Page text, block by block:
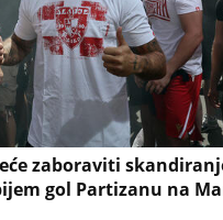
zaboraviti
gol Partizanu na